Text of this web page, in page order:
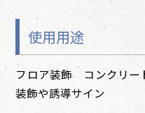
使用用途
フロア装飾 コンクリー
装飾や誘導サイン